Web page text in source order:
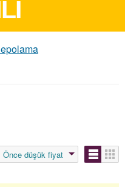
Önce düşük fiyat